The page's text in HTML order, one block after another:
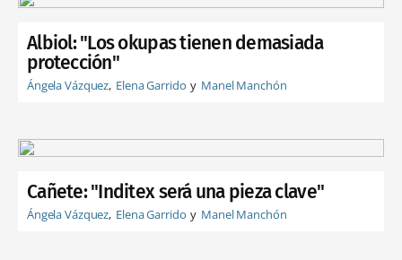
Albiol: "Los okupas tienen demasiada
protección"
Ángela Vázquez Elena Garrido Manel Manchón
Cañete: "Inditex será una pieza clave"
Ángela Vázquez Elena Garrido Manel Manchón